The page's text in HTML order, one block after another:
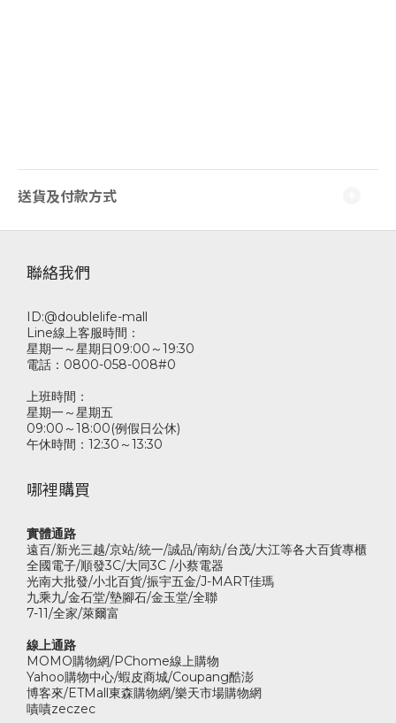
送貨及付款方式
聯絡我們
ID:@doublelife-mall
Line線上客服時間：
星期一～星期日09:00～19:30
電話：0800-058-008#0
上班時間：
星期一～星期五
09:00～18:00(例假日公休)
午休時間：12:30～13:30
哪裡購買
實體通路
遠百/新光三越/京站/統一/誠品/南紡/台茂/大江等各大百貨專櫃
全國電子/順發3C/大同3C /小蔡電器
光南大批發/小北百貨/振宇五金/J-MART佳瑪
九乘九/金石堂/墊腳石/金玉堂/全聯
7-11/全家/萊爾富
線上通路
MOMO購物網/PChome線上購物
Yahoo購物中心/蝦皮商城/Coupang酷澎
博客來/ETMall東森購物網/樂天市場購物網
嘖嘖zeczec